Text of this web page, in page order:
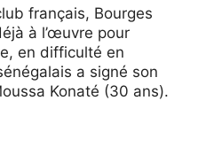
français, Bourges
à l’œuvre pour
en difficulté en
a signé son
Konaté (30 ans).